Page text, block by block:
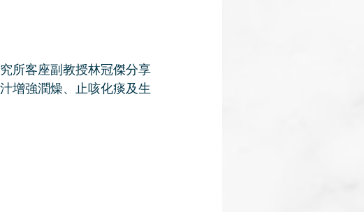
所客座副教授林冠傑分享
增強潤燥、止咳化痰及生